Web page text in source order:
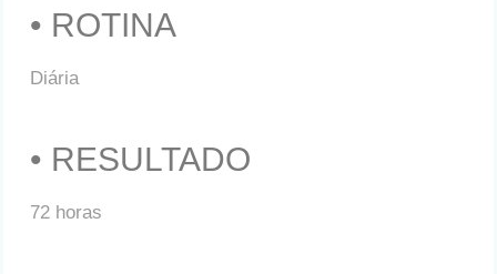
• ROTINA
Diária
• RESULTADO
72 horas